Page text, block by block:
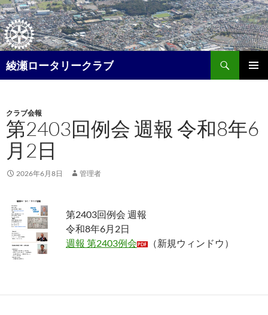
コ
ン
テ
ン
ツ
へ
ッ
プ
綾瀬ロータリークラブ
索
クラブ会報
第2403回例会 週報 令和8年6
月2日
2026年6月8日 管理者
第2403回例会 週報
令和8年6月2日
週報 第2403例会
（新規ウィンドウ）